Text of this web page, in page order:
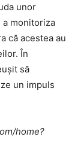
unor
monitoriza
că acestea au
În
să
un impuls
home?